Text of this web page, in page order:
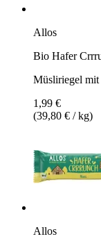
Allos
Bio Hafer
Müsliriegel mit
1,99 €
(39,80 € / kg)
Allos